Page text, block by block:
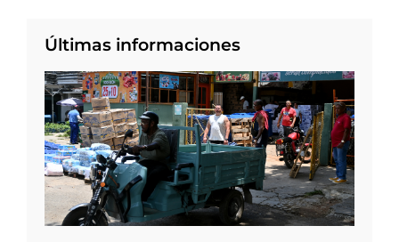
Últimas informaciones